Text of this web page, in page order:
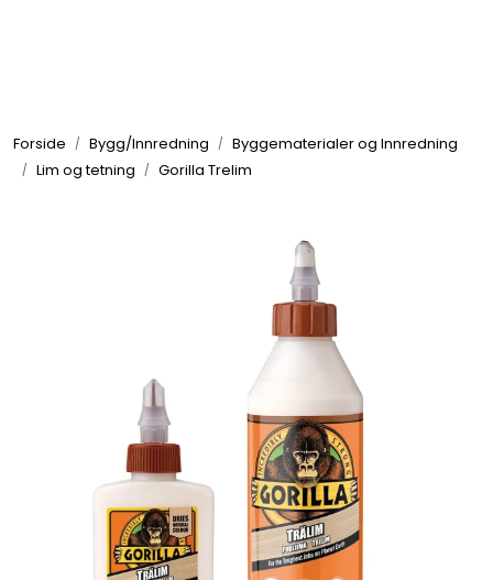
Forside Bygg/Innredning
Byggematerialer og Innredning
Lim og tetning
Gorilla Trelim
Elektrisk
Motor/Styring
Fritid/Sikkerhet